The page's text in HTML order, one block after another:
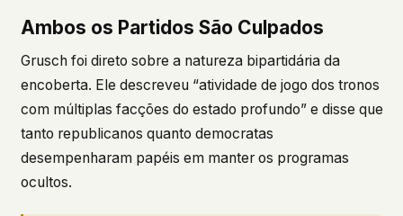
Ambos os Partidos São Culpados
Grusch foi direto sobre a natureza bipartidária da
encoberta. Ele descreveu “atividade de jogo dos tronos
com múltiplas facções do estado profundo” e disse que
tanto republicanos quanto democratas
desempenharam papéis em manter os programas
ocultos.